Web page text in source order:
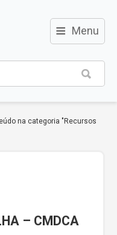
≡ Menu
na categoria "Recursos
– CMDCA